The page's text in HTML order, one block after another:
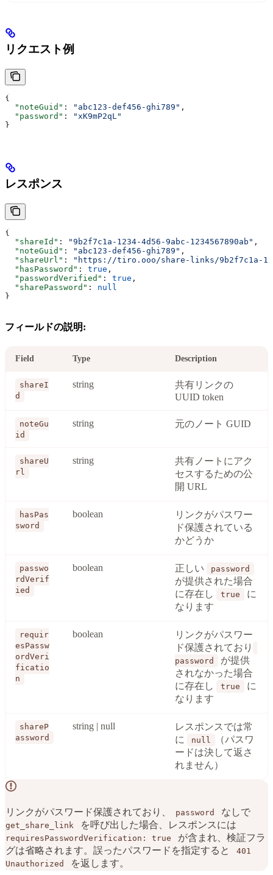
リクエスト例
{
  "noteGuid"
: "abc123-def456-ghi789" ,
  "password"
:
"xK9mP2qL"
}
レスポンス
{
  "shareId"
: "9b2f7c1a-1234-4d56-9abc-1234567890ab" ,
  "noteGuid"
: "abc123-def456-ghi789" ,
  "shareUrl"
:
"https://tiro.ooo/share-links/9b2f7c1a-
  "hasPassword"
: true ,
  "passwordVerified"
: true ,
  "sharePassword"
: null
}
フィールドの説明:
Field Type Description
shareI
d
string
共有リンクの
UUID token
noteGu
id
string 元のノート GUID
shareU
rl
string
共有ノートにアク
セスするための公
開 URL
hasPas
sword
boolean
リンクがパスワー
ド保護されている
かどうか
passwo
rdVerif
ied
boolean 正しい password
が提供された場合
に存在し
true
に
なります
requir
esPassw
ordVeri
ficatio
n
boolean
リンクがパスワー
ド保護されており
password
が提供
されなかった場合
に存在し
true
に
なります
shareP
assword
string | null
レスポンスでは常
に
null
（パスワ
ードは決して返さ
れません）
リンクがパスワード保護されており、 password なしで
get_share_link を呼び出した場合、レスポンスには
requiresPasswordVerification: true
が含まれ、検証フラ
グは省略されます。誤ったパスワードを指定すると
401
Unauthorized
を返します。